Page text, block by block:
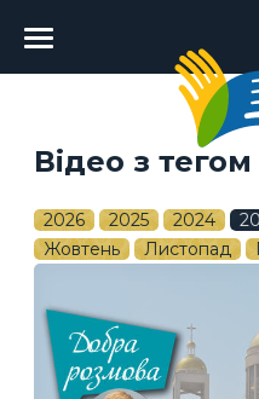
Головне
меню
Відео з
2026 2025 2024
Жовтень
Листопад